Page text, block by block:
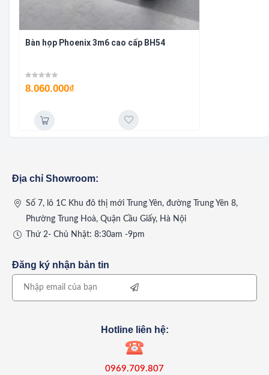
Bàn họp Phoenix 3m6 cao cấp BH54
8.060.000₫
Hotline liên hệ:
0969.709.807
Địa chỉ Showroom:
Số 7, lô 1C Khu đô thị mới Trung Yên, đường Trung Yên 8,
Phường Trung Hoà, Quận Cầu Giấy, Hà Nội
Thứ 2- Chủ Nhật: 8:30am -9pm
Đăng ký nhận bản tin